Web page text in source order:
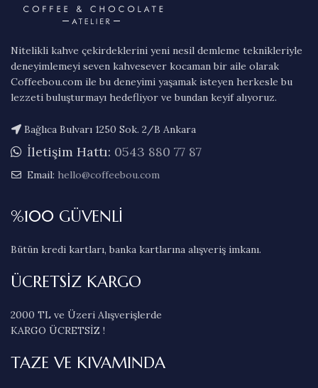
Nitelikli kahve çekirdeklerini yeni nesil demleme teknikleriyle
deneyimlemeyi seven kahvesever kocaman bir aile olarak
Coffeebou.com ile bu deneyimi yaşamak isteyen herkesle bu
lezzeti buluşturmayı hedefliyor ve bundan keyif alıyoruz.
Bağlıca Bulvarı 1250 Sok. 2/B Ankara
İletişim Hattı: 0543 880 77 87
Email: hello@coffeebou.com
%100 GÜVENLİ
Bütün kredi kartları, banka kartlarına alışveriş imkanı.
ÜCRETSİZ KARGO
2000 TL ve Üzeri Alışverişlerde
KARGO ÜCRETSİZ !
TAZE VE KIVAMINDA